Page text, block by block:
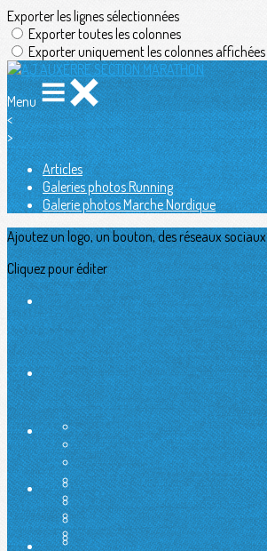
Exporter les lignes sélectionnées
Exporter toutes les colonnes
Exporter uniquement les colonnes affichées
Menu
<
>
Articles
Galeries photos Running
Galerie photos Marche Nordique
Ajoutez un logo, un bouton, des réseaux sociaux
Cliquez pour éditer